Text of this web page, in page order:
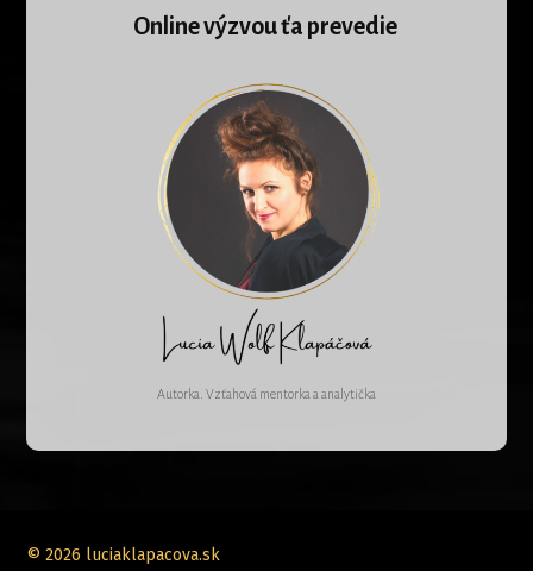
Online výzvou ťa prevedie
Autorka. Vzťahová mentorka a analytička
© 2026 luciaklapacova.sk